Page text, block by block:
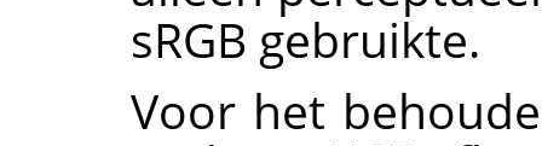
sRGB gebruikte.
Voor het